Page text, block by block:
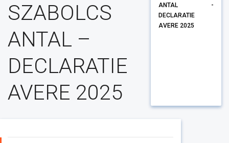
SZABOLCS
ANTAL –
DECLARATIE
AVERE 2025
ANTAL -
DECLARATIE
AVERE 2025